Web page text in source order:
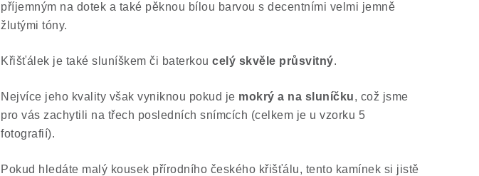
příjemným na dotek a také pěknou bílou barvou s decentními velmi jemně
žlutými tóny.
Křišťálek je také sluníškem či baterkou celý skvěle průsvitný.
Nejvíce jeho kvality však vyniknou pokud je mokrý a na sluníčku, což jsme
pro vás zachytili na třech posledních snímcích (celkem je u vzorku 5
fotografií).
Pokud hledáte malý kousek přírodního českého křišťálu, tento kamínek si jistě